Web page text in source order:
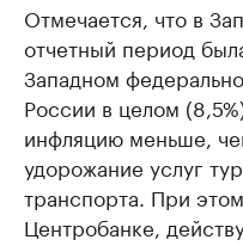
Отмечается, что в
отчетный период
Западном
России в целом
инфляцию меньше,
удорожание услуг
транспорта. При
Центробанке,